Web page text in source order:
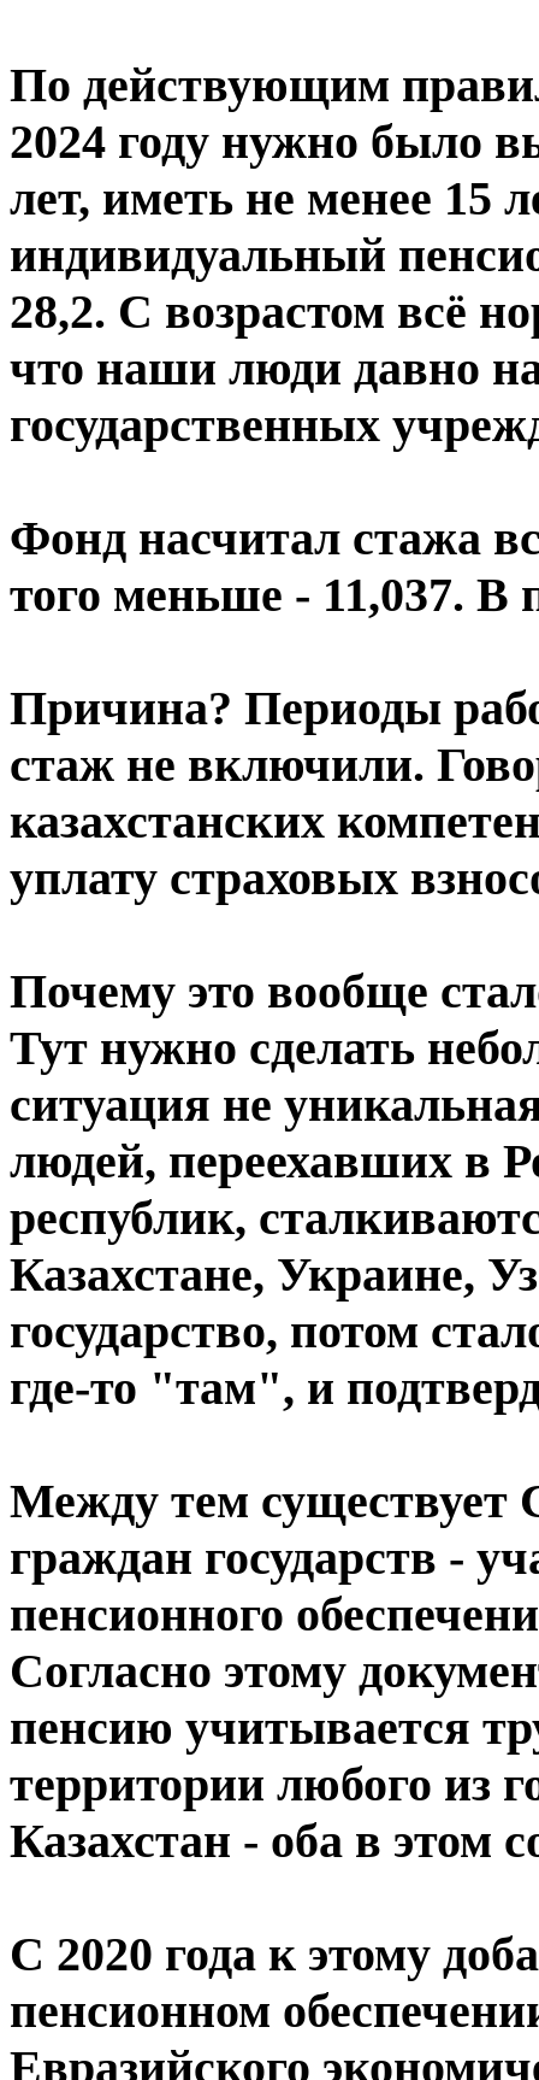
По действующим
2024 году нужно было
лет, иметь не менее 15
индивидуальный
28,2. С возрастом всё
что наши люди давно
государственных
Фонд насчитал стажа
того меньше - 11,037. В
Причина? Периоды
стаж не включили.
казахстанских
уплату страховых
Почему это вообще
Тут нужно сделать
ситуация не
людей, переехавших в
республик,
Казахстане, Украине,
государство, потом
где-то "там", и
Между тем существует
граждан государств -
пенсионного
Согласно этому
пенсию учитывается
территории любого из
Казахстан - оба в этом
С 2020 года к этому
пенсионном
Евразийского